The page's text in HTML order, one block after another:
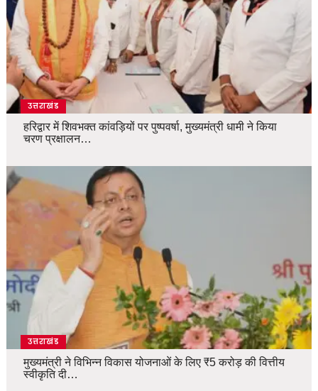
उत्तराखंड
हरिद्वार में शिवभक्त कांवड़ियों पर पुष्पवर्षा, मुख्यमंत्री धामी ने किया
चरण प्रक्षालन…
उत्तराखंड
मुख्यमंत्री ने विभिन्न विकास योजनाओं के लिए ₹5 करोड़ की वित्तीय
स्वीकृति दी…